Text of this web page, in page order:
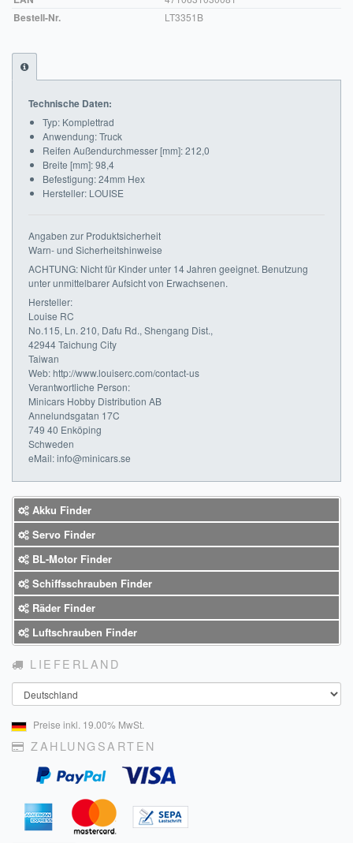
Was wir bieten
Unsere Philosophie
KONTAKT
WARENKORB
Bestell-Nr. LT3351B
Technische Daten:
Typ: Komplettrad
Anwendung: Truck
Reifen Außendurchmesser [mm]: 212,0
Breite [mm]: 98,4
Befestigung: 24mm Hex
Hersteller: LOUISE
Angaben zur Produktsicherheit
Warn- und Sicherheitshinweise
ACHTUNG: Nicht für Kinder unter 14 Jahren geeignet. Benutzung
unter unmittelbarer Aufsicht von Erwachsenen.
Hersteller:
Louise RC
No.115, Ln. 210, Dafu Rd., Shengang Dist.,
42944 Taichung City
Taiwan
Web: http://www.louiserc.com/contact-us
Verantwortliche Person:
Minicars Hobby Distribution AB
Annelundsgatan 17C
749 40 Enköping
Schweden
eMail: info@minicars.se
Akku Finder
Servo Finder
BL-Motor Finder
Schiffsschrauben Finder
Räder Finder
Luftschrauben Finder
LIEFERLAND
Land
Preise inkl. 19.00% MwSt.
ZAHLUNGSARTEN